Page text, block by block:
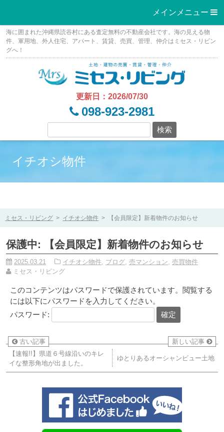
メインメニュー 
Skip
content
海に囲まれた沖縄県読谷村にある査定無料の不動産会社です。海の見える物
件、軍用地、外人住宅、アパート、賃貸、売買、管理、仲介はミセス・リビン
グへ！
更新日：2026/07/30
098-923-2981
イチオシ物件
ミセス・リビング > イチオシ物件 > 【会員限定】新着物件のお知らせ
保護中: 【会員限定】新着物件のお知らせ
2025.03.21 イチオシ物件, ブログ, 売マンション, 売買物件
ミセス・リビング
このコンテンツはパスワードで保護されています。閲覧する
には以下にパスワードを入力してください。
パスワード:
古い記事
【速報!!】県道６号線沿いのキレ
イな整形角地が出ました。
新しい記事
ゆとりあるオーシャンビュー土地